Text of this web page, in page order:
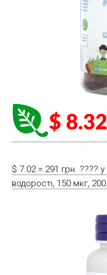
$ 7.02 = 291 грн. ????️
водорості, 150 мкг,